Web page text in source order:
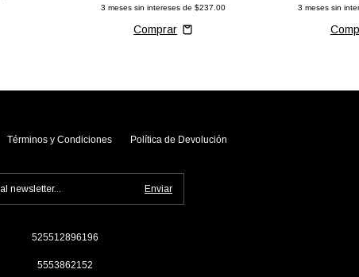
3 meses sin intereses de$237.00 3 meses sin
Términos y Condiciones Política de Devolución
525512896196
5553862152